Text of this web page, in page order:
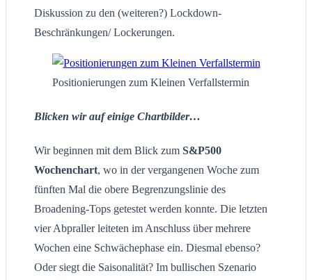
Diskussion zu den (weiteren?) Lockdown-
Beschränkungen/ Lockerungen.
Positionierungen zum Kleinen Verfallstermin
Blicken wir auf einige Chartbilder…
Wir beginnen mit dem Blick zum S&P500
Wochenchart, wo in der vergangenen Woche zum
fünften Mal die obere Begrenzungslinie des
Broadening-Tops getestet werden konnte. Die letzten
vier Abpraller leiteten im Anschluss über mehrere
Wochen eine Schwächephase ein. Diesmal ebenso?
Oder siegt die Saisonalität? Im bullischen Szenario